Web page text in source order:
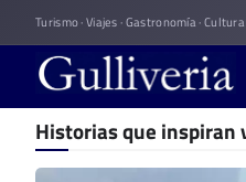
to
content
Turismo · Viajes · Gastronomía ·
Historias que inspiran